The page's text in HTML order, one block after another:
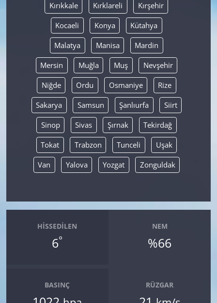
Kırıkkale Kırklareli Kırşehir
Kocaeli Konya Kütahya
Malatya Manisa Mardin
Mersin Muğla Muş Nevşehir
Niğde Ordu Osmaniye Rize
Sakarya Samsun Şanlıurfa Siirt
Sinop Sivas Şırnak Tekirdağ
Tokat Trabzon Tunceli Uşak
Van Yalova Yozgat Zonguldak
HISSEDILEN
6°
NEM
%66
BASINÇ RÜZGAR